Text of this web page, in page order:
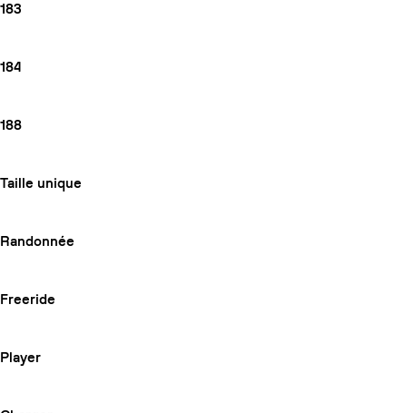
183
184
188
Taille unique
Randonnée
Freeride
Player